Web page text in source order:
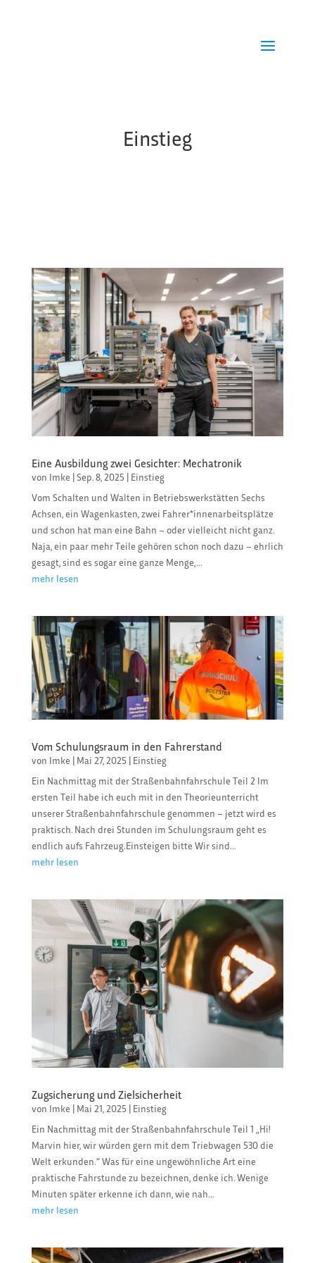
Einstieg
Eine Ausbildung zwei Gesichter: Mechatronik
von Imke |Sep. 8, 2025 | Einstieg
Vom Schalten und Walten in Betriebswerkstätten Sechs
Achsen, ein Wagenkasten, zwei Fahrer*innenarbeitsplätze
und schon hat man eine Bahn – oder vielleicht nicht ganz.
Naja, ein paar mehr Teile gehören schon noch dazu – ehrlich
gesagt, sind es sogar eine ganze Menge,...
mehr lesen
Vom Schulungsraum in den Fahrerstand
von Imke | Mai 27, 2025 | Einstieg
Ein Nachmittag mit der Straßenbahnfahrschule Teil 2 Im
ersten Teil habe ich euch mit in den Theorieunterricht
unserer Straßenbahnfahrschule genommen – jetzt wird es
praktisch. Nach drei Stunden im Schulungsraum geht es
endlich aufs Fahrzeug.Einsteigen bitte Wir sind...
mehr lesen
Zugsicherung und Zielsicherheit
von Imke | Mai 21, 2025 | Einstieg
Ein Nachmittag mit der Straßenbahnfahrschule Teil 1 „Hi!
Marvin hier, wir würden gern mit dem Triebwagen 530 die
Welt erkunden.“ Was für eine ungewöhnliche Art eine
praktische Fahrstunde zu bezeichnen, denke ich. Wenige
Minuten später erkenne ich dann, wie nah...
mehr lesen